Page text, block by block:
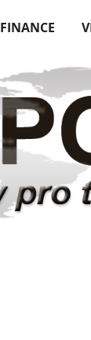
FINANCE